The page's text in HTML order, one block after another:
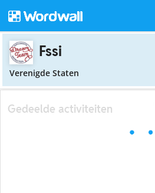
Fssi
Verenigde Staten
Gedeelde activiteiten